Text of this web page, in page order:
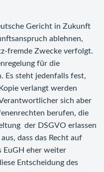
Gericht in Zukunft
ablehnen,
fremde Zwecke verfolgt.
für die
Es steht jedenfalls fest,
verlangt werden
sich aber
berufen, die
der DSGVO erlassen
dass das Recht auf
EuGH eher weiter
Entscheidung des